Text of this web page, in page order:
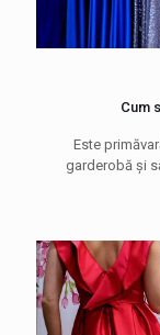
Cum
Este
garderobă și